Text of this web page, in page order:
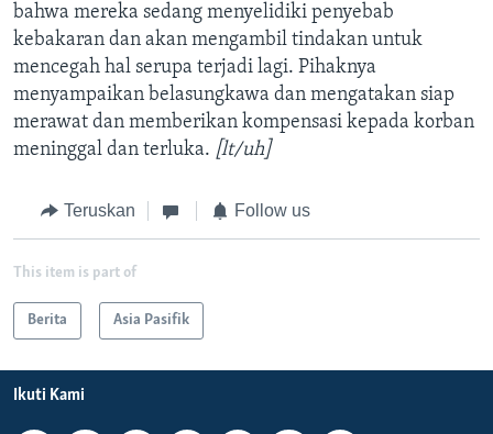
bahwa mereka sedang menyelidiki penyebab
kebakaran dan akan mengambil tindakan untuk
mencegah hal serupa terjadi lagi. Pihaknya
menyampaikan belasungkawa dan mengatakan siap
merawat dan memberikan kompensasi kepada korban
meninggal dan terluka. [lt/uh]
Teruskan Follow us
This item is part of
Berita Asia Pasifik
Ikuti Kami